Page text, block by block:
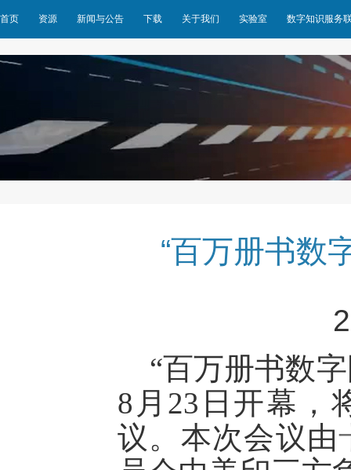
首页 资源 新闻与公告 下载 关于我们 实验室 数字知识服务
“百万册书数
“百万册书数
8月23日开幕，
议。本次会议由